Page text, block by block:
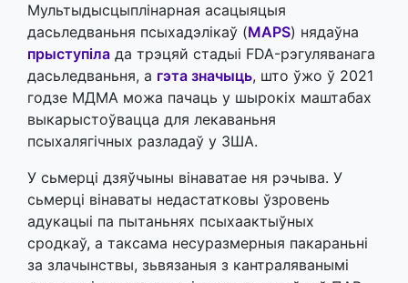
Мультыдысцыплінарная асацыяцыя
дасьледваньня псыхадэлікаў (MAPS) нядаўна
прыступіла да трэцяй стадыі FDA-рэгуляванага
дасьледваньня, а гэта значыць, што ўжо ў 2021
годзе МДМА можа пачаць у шырокіх маштабах
выкарыстоўвацца для лекаваньня
псыхалягічных разладаў у ЗША.
У сьмерці дзяўчыны вінаватае ня рэчыва. У
сьмерці вінаваты недастатковы ўзровень
адукацыі па пытаньнях псыхаактыўных
сродкаў, а таксама несуразмерныя пакараньні
за злачынствы, зьвязаныя з кантраляванымі